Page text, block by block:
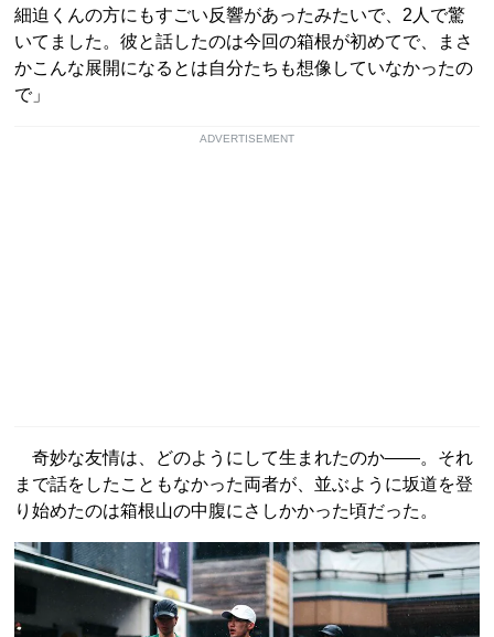
細迫くんの方にもすごい反響があったみたいで、2人で驚
いてました。彼と話したのは今回の箱根が初めてで、まさ
かこんな展開になるとは自分たちも想像していなかったの
で」
ADVERTISEMENT
奇妙な友情は、どのようにして生まれたのか――。それ
まで話をしたこともなかった両者が、並ぶように坂道を登
り始めたのは箱根山の中腹にさしかかった頃だった。